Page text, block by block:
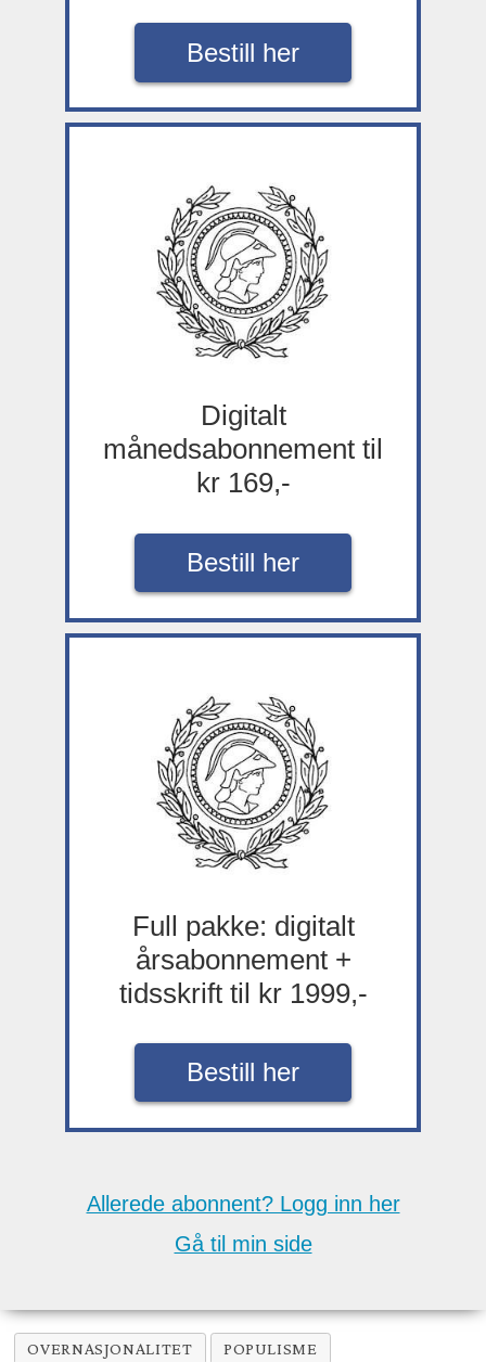
Bestill her
Digitalt
månedsabonnement til
kr 169,-
Bestill her
Full pakke: digitalt
årsabonnement +
tidsskrift til kr 1999,-
Bestill her
Allerede abonnent? Logg inn her
Gå til min side
OVERNASJONALITET POPULISME